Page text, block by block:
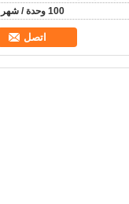
100 وحدة / شهر
اتصل